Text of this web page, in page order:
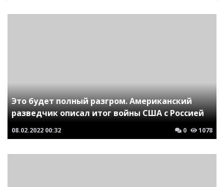
Это будет полный разгром. Американский
разведчик описал итог войны США с Россией
08.02.2022 00:32 0 1078